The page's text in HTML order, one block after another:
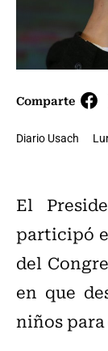
Comparte
Diario Usach
El
participó
del
en que
niños